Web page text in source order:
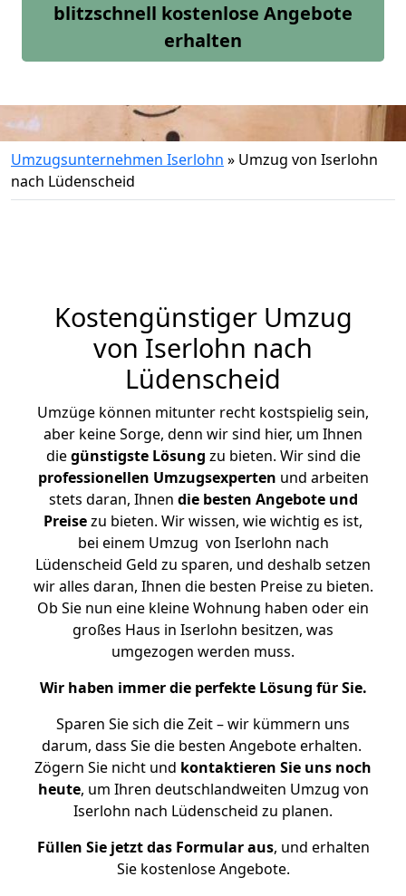
blitzschnell kostenlose Angebote
erhalten
Umzugsunternehmen Iserlohn » Umzug von Iserlohn
nach Lüdenscheid
Kostengünstiger Umzug
von Iserlohn nach
Lüdenscheid
Umzüge können mitunter recht kostspielig sein,
aber keine Sorge, denn wir sind hier, um Ihnen
diegünstigste Lösung zu bieten. Wir sind die
professionellen Umzugsexperten und arbeiten
stets daran, Ihnen die besten Angebote und
Preisezu bieten. Wir wissen, wie wichtig es ist,
bei einem Umzug von Iserlohn nach
Lüdenscheid Geld zu sparen, und deshalb setzen
wir alles daran, Ihnen die besten Preise zu bieten.
Ob Sie nun eine kleine Wohnung haben oder ein
großes Haus in Iserlohn besitzen, was
umgezogen werden muss.
Wir haben immer die perfekte Lösung für Sie.
Sparen Sie sich die Zeit – wir kümmern uns
darum, dass Sie die besten Angebote erhalten.
Zögern Sie nicht und kontaktieren Sie uns noch
heute, um Ihren deutschlandweiten Umzug von
Iserlohn nach Lüdenscheid zu planen.
Füllen Sie jetzt das Formular aus, und erhalten
Sie kostenlose Angebote.